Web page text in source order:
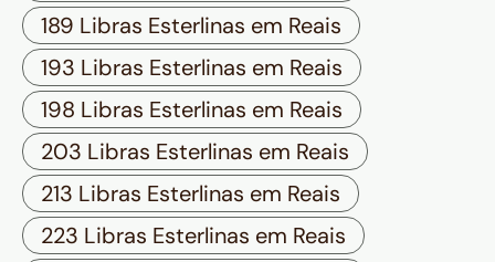
189 Libras Esterlinas em Reais
193 Libras Esterlinas em Reais
198 Libras Esterlinas em Reais
203 Libras Esterlinas em Reais
213 Libras Esterlinas em Reais
223 Libras Esterlinas em Reais